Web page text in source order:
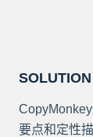
SOLUTION
要点和定性